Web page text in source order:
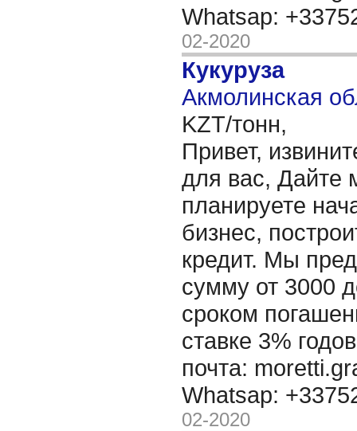
Whatsap:
02-2020
Кукуруза
Акмолинская
KZT/тонн,
Привет,
для вас, Дайте
планируете
бизнес,
кредит. Мы
сумму от 3000
сроком
ставке 3%
почта:
Whatsap:
02-2020